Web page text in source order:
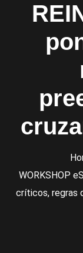
WORKSHOP
críticos, regras